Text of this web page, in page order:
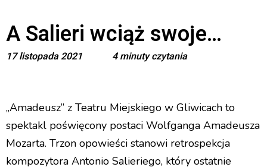
A Salieri wciąż swoje…
17 listopada 2021 4 minuty czytania
„Amadeusz” z Teatru Miejskiego w Gliwicach to
spektakl poświęcony postaci Wolfganga Amadeusza
Mozarta. Trzon opowieści stanowi retrospekcja
kompozytora Antonio Salieriego, który ostatnie